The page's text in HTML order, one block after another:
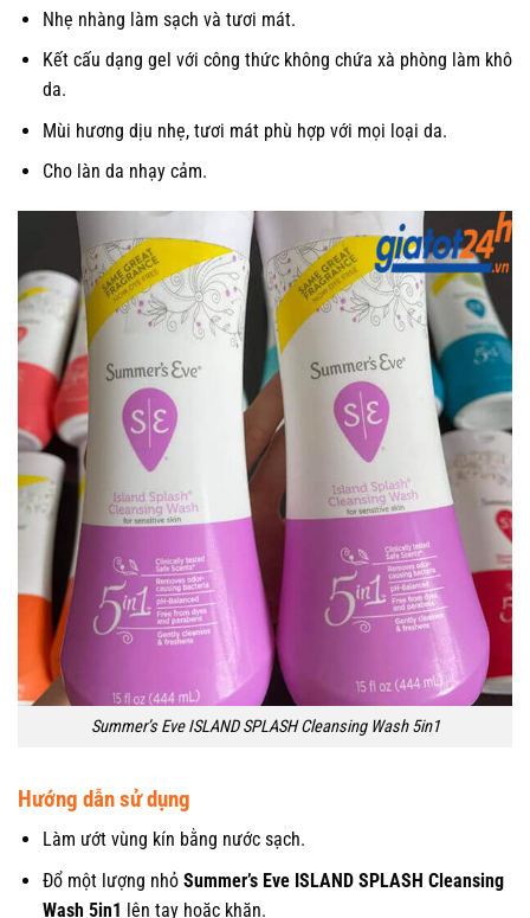
Nhẹ nhàng làm sạch và tươi mát.
Kết cấu dạng gel với công thức không chứa xà phòng làm khô
da.
Mùi hương dịu nhẹ, tươi mát phù hợp với mọi loại da.
Cho làn da nhạy cảm.
Summer’s Eve ISLAND SPLASH Cleansing Wash 5in1
Hướng dẫn sử dụng
Làm ướt vùng kín bằng nước sạch.
Đổ một lượng nhỏ Summer’s Eve ISLAND SPLASH Cleansing
Wash 5in1 lên tay hoặc khăn.